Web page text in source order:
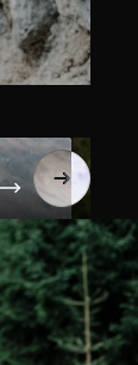
Damen